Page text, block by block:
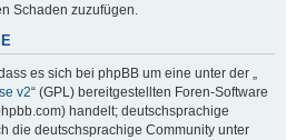
Schaden zuzufügen.
es sich bei phpBB um eine unter der „
v2“ (GPL) bereitgestellten Foren-Software
handelt; deutschsprachige
die deutschsprachige Community unter